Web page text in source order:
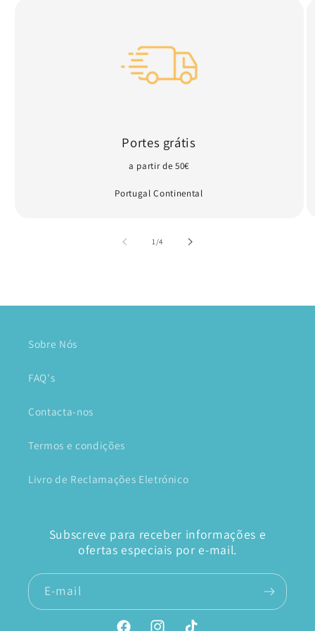
Portes grátis
a partir de 50€
Portugal Continental
1/de
4
Sobre Nós
FAQ's
Contacta-nos
Termos e condições
Livro de Reclamações Eletrónico
Subscreve para receber informações e
ofertas especiais por e-mail.
E-mail